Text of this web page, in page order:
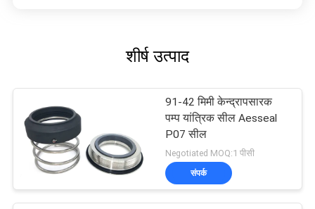
शीर्ष उत्पाद
91-42 मिमी केन्द्रापसारक
पम्प यांत्रिक सील Aesseal
P07 सील
Negotiated MOQ:1 पीसी
संपर्क